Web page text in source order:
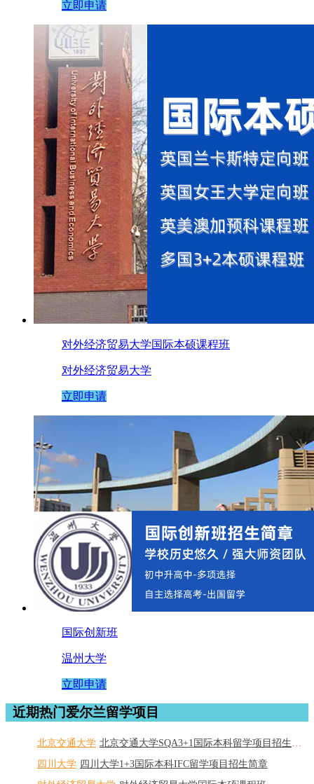
立即申请
对外经济贸易大学国际本硕课程班
对外经济贸易大学
立即申请
国际创新班
温州大学
立即申请
近期热门爱尔兰留学项目
北京交通大学 北京交通大学SQA3+1国际本科留学项目招生简章
四川大学 四川大学1+3国际本科IFC留学项目招生简章